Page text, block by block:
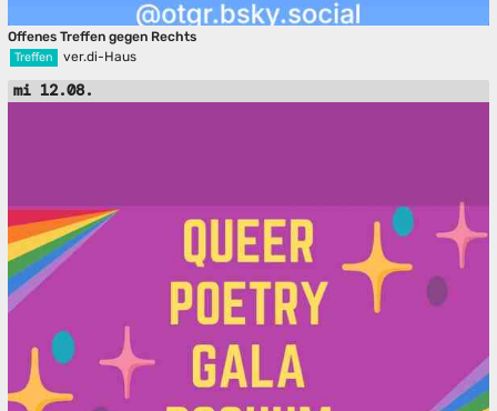
Offenes Treffen gegen Rechts
Treffen ver.di-Haus
mi 12.08.